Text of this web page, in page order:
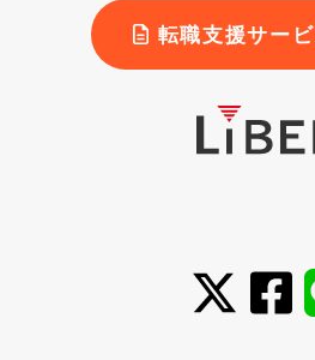
転職支援サー